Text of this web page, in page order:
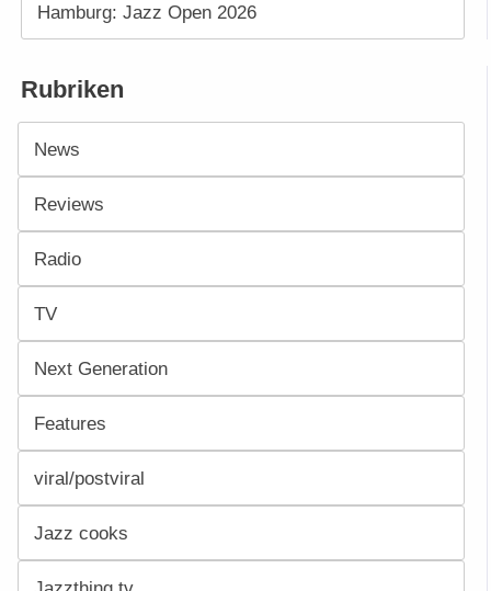
Hamburg: Jazz Open 2026
Rubriken
News
Reviews
Radio
TV
Next Generation
Features
viral/postviral
Jazz cooks